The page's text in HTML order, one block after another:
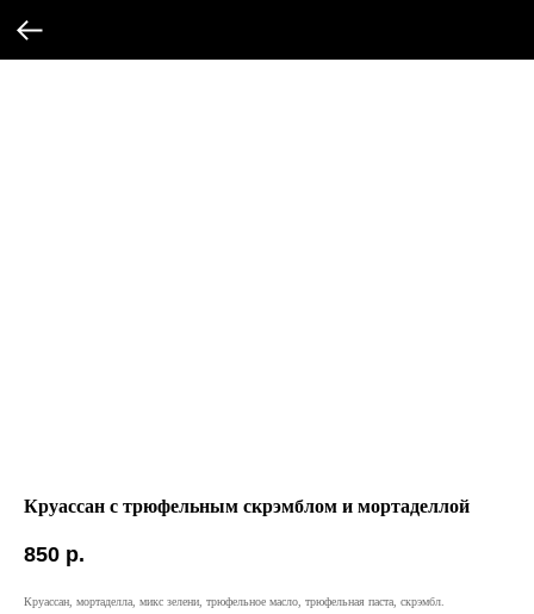
Круассан с трюфельным скрэмблом и мортаделлой
850 р.
Круассан, мортаделла, микс зелени, трюфельное масло, трюфельная паста, скрэмбл.